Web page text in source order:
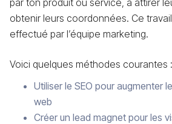
par ton produit ou service, à attirer
obtenir leurs coordonnées. Ce
effectué par l’équipe marketing.
Voici quelques méthodes courantes :
Utiliser le SEO pour augmenter
web
Créer un lead magnet pour les